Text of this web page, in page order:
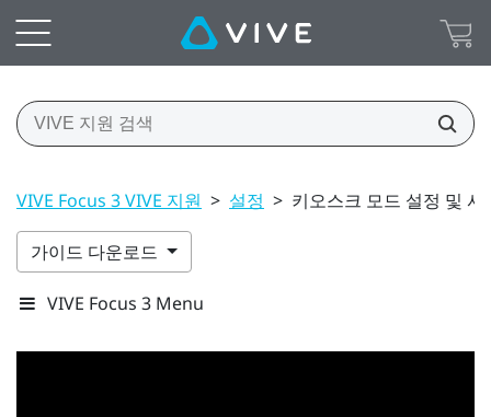
VIVE Focus 3 VIVE 지원 > 설정 > 키오스크 모드 설정 및 사
가이드 다운로드
VIVE Focus 3 Menu